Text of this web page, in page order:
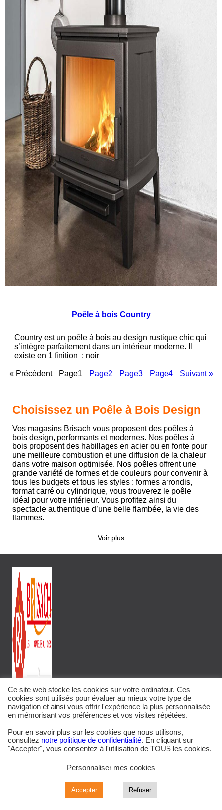
Poêle à bois Country
Country est un poêle à bois au design rustique chic qui
s’intègre parfaitement dans un intérieur moderne. Il
existe en 1 finition : noir
« Précédent Page1 Page2 Page3 Page4 Suivant »
Choisissez un Poêle à Bois Design
Vos magasins Brisach vous proposent des poêles à
bois design, performants et modernes. Nos poêles à
bois proposent des habillages en acier ou en fonte pour
une meilleure combustion et une diffusion de la chaleur
dans votre maison optimisée. Nos poêles offrent une
grande variété de formes et de couleurs pour convenir à
tous les budgets et tous les styles : formes arrondis,
format carré ou cylindrique, vous trouverez le poêle
idéal pour votre intérieur. Vous profitez ainsi du
spectacle authentique d’une belle flambée, la vie des
flammes.
Voir plus
En investissant dans un appareil Brisach, vous faites le choix
de la performance, des économies et de l’écologie au service
de la qualité de l’air.
Ce site web stocke les cookies sur votre ordinateur. Ces
cookies sont utilisés pour évaluer au mieux votre type de
navigation et ainsi vous offrir l'expérience la plus personnalisée
en mémorisant vos préférences et vos visites répétées.
Pour en savoir plus sur les cookies que nous utilisons,
consultez notre politique de confidentialité. En cliquant sur
"Accepter", vous consentez à l'utilisation de TOUS les cookies.
Si vous refusez l'utilisation des cookies, vos informations ne
cookie sera tout de même utilisé dans votre navigateur afin de
se souvenir de ne pas suivre vos préférences.
Personnaliser mes cookies
Accepter Refuser